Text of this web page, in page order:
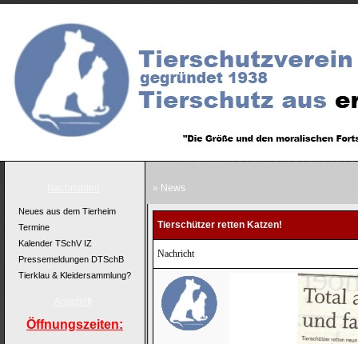
Neues aus dem Tierheim
Termine
Kalender TSchV IZ
Pressemeldungen DTSchB
Tierklau & Kleidersammlung?
Öffnungszeiten:
» News
Tierschützer retten Katzen!
Nachricht